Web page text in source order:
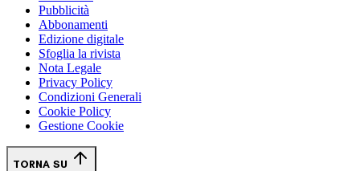
Pubblicità
Abbonamenti
Edizione digitale
Sfoglia la rivista
Nota Legale
Privacy Policy
Condizioni Generali
Cookie Policy
Gestione Cookie
TORNA SU